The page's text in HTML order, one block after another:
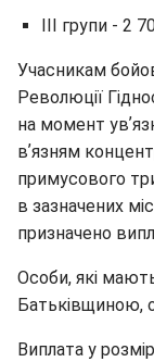
III групи - 2
Учасникам
Революції
на момент
вʼязням
примусового
в зазначених
призначено
Особи, які
Батьківщиною,
Виплата у